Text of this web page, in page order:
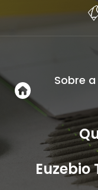
Sobre
Euzebio